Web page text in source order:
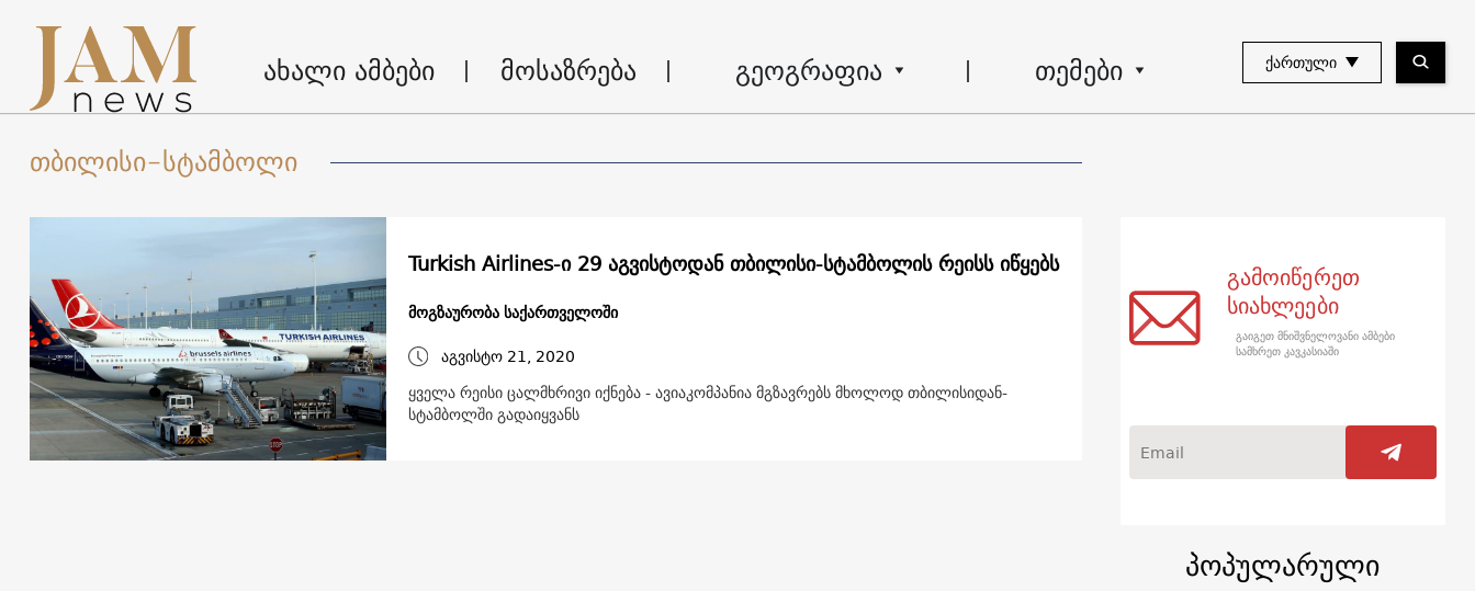
ახალი ამბები მოსაზრება გეოგრაფია თემები ᲥᲐᲠᲗᲣᲚᲘ
თბილისი-სტამბოლი
Turkish Airlines-ი 29 აგვისტოდან თბილისი-სტამბოლის რეისს იწყებს
მოგზაურობა საქართველოში
აგვისტო 21, 2020
ყველა რეისი ცალმხრივი იქნება - ავიაკომპანია მგზავრებს მხოლოდ თბილისიდან-
სტამბოლში გადაიყვანს
გამოიწერეთ
სიახლეები
გაიგეთ მნიშვნელოვანი ამბები
სამხრეთ კავკასიაში
პოპულარული